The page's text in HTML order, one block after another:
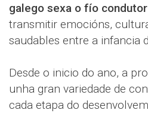
galego sexa o fío
transmitir emocións,
saudables entre a infancia
Desde o inicio do ano, a
unha gran variedade de
cada etapa do